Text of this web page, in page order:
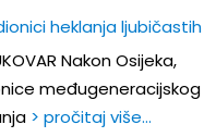
heklanja
Nakon Osijeka,
međugeneracijskog
> pročitaj više…